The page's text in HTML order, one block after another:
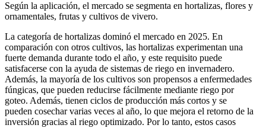
Según la aplicación, el mercado se segmenta en hortalizas, flores y
ornamentales, frutas y cultivos de vivero.
La categoría de hortalizas dominó el mercado en 2025. En
comparación con otros cultivos, las hortalizas experimentan una
fuerte demanda durante todo el año, y este requisito puede
satisfacerse con la ayuda de sistemas de riego en invernadero.
Además, la mayoría de los cultivos son propensos a enfermedades
fúngicas, que pueden reducirse fácilmente mediante riego por
goteo. Además, tienen ciclos de producción más cortos y se
pueden cosechar varias veces al año, lo que mejora el retorno de la
inversión gracias al riego optimizado. Por lo tanto, estos casos